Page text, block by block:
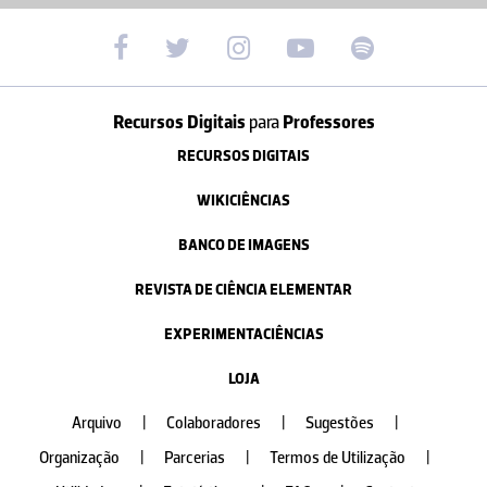
Recursos Digitais paraProfessores
RECURSOS DIGITAIS
WIKICIÊNCIAS
BANCO DE IMAGENS
REVISTA DE CIÊNCIA ELEMENTAR
EXPERIMENTACIÊNCIAS
LOJA
Arquivo Colaboradores Sugestões
Organização
Parcerias Termos de Utilização